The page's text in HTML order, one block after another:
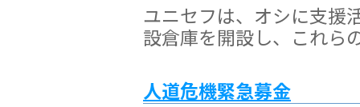
ユニセフは、オシに支援
設倉庫を開設し、これら
人道危機緊急募金